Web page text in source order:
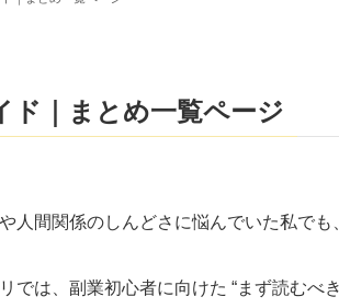
ド｜まとめ一覧ページ
人間関係のしんどさに悩んでいた私で
では、副業初心者に向けた “まず読むべ